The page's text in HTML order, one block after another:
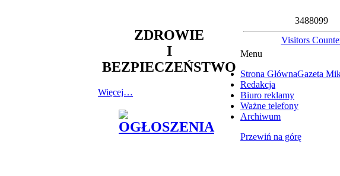
ZDROWIE
I
BEZPIECZEŃSTWO
Więcej…
3488099
Visitors
Menu
Strona GłównaGazeta
Redakcja
Biuro reklamy
Ważne telefony
Archiwum
Przewiń na górę